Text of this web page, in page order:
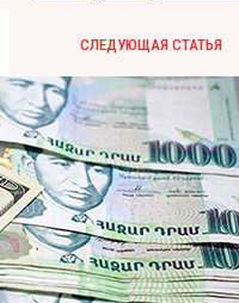
СЛЕДУЮЩАЯ СТАТЬЯ